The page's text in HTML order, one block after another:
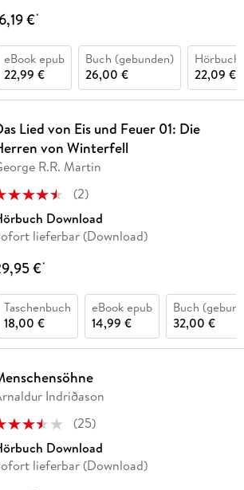
€*
eBook epub
22,99 €
Buch (gebunden)
26,00 €
Hörbuch
22,09 €
Lied von Eis und Feuer 01: Die
von Winterfell
R.R. Martin
(2)
Download
lieferbar (Download)
€*
Taschenbuch
18,00 €
eBook epub
14,99 €
Buch
32,00 €
Indriðason
(25)
Download
lieferbar (Download)